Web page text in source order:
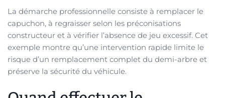
La démarche professionnelle consiste à remplacer le
capuchon, à regraisser selon les préconisations
constructeur et à vérifier l’absence de jeu excessif. Cet
exemple montre qu’une intervention rapide limite le
risque d’un remplacement complet du demi-arbre et
préserve la sécurité du véhicule.